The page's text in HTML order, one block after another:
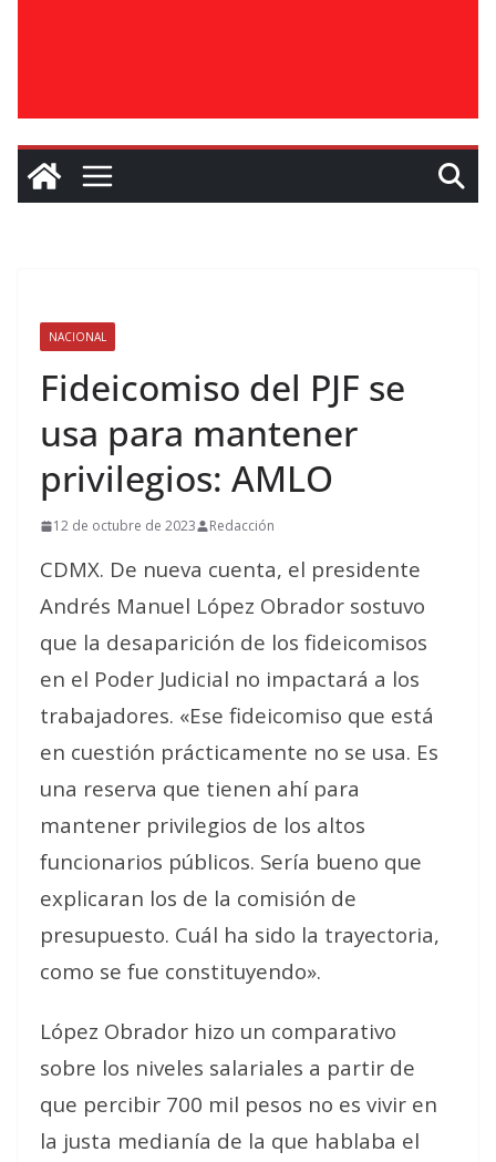
NACIONAL
Fideicomiso del PJF se
usa para mantener
privilegios: AMLO
12 de octubre de 2023 Redacción
CDMX. De nueva cuenta, el presidente
Andrés Manuel López Obrador sostuvo
que la desaparición de los fideicomisos
en el Poder Judicial no impactará a los
trabajadores. «Ese fideicomiso que está
en cuestión prácticamente no se usa. Es
una reserva que tienen ahí para
mantener privilegios de los altos
funcionarios públicos. Sería bueno que
explicaran los de la comisión de
presupuesto. Cuál ha sido la trayectoria,
como se fue constituyendo».
López Obrador hizo un comparativo
sobre los niveles salariales a partir de
que percibir 700 mil pesos no es vivir en
la justa medianía de la que hablaba el